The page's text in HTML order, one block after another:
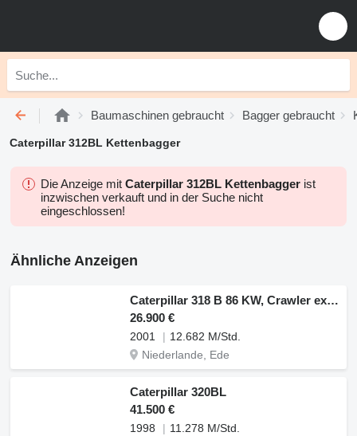
Baumaschinen gebraucht Bagger gebraucht
Caterpillar 312BL Kettenbagger
Die Anzeige mit Caterpillar 312BL Kettenbagger ist
inzwischen verkauft und in der Suche nicht
eingeschlossen!
Ähnliche Anzeigen
Caterpillar 318 B 86 KW, Crawler excavator
26.900 €
2001
12.682 M/Std.
Niederlande, Ede
Caterpillar 320BL
41.500 €
1998
11.278 M/Std.